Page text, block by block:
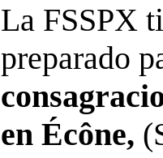
La FSSPX
preparado
en Écône,